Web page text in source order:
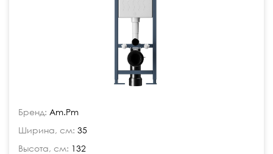
Бренд: Am.Pm
Ширина, см: 35
Высота, см: 132